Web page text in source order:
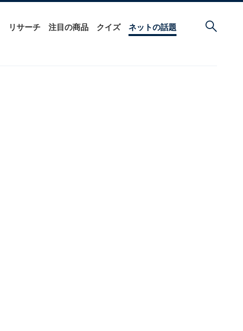
リサーチ 注目の商品 クイズ ネットの話題